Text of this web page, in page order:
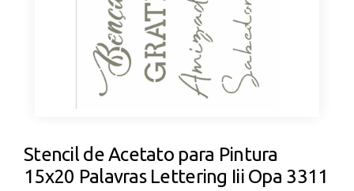
Stencil de Acetato para Pintura
15x20 Palavras Lettering Iii Opa 3311